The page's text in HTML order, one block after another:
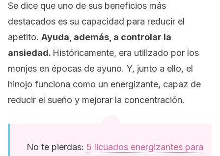
Se dice que uno de sus beneficios más
destacados es su capacidad para reducir el
apetito. Ayuda, además, a controlar la
ansiedad. Históricamente, era utilizado por los
monjes en épocas de ayuno. Y, junto a ello, el
hinojo funciona como un energizante, capaz de
reducir el sueño y mejorar la concentración.
No te pierdas: 5 licuados energizantes para